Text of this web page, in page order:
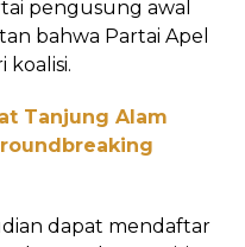
pengusung awal
bahwa Partai Apel
koalisi.
Tanjung Alam
dapat mendaftar